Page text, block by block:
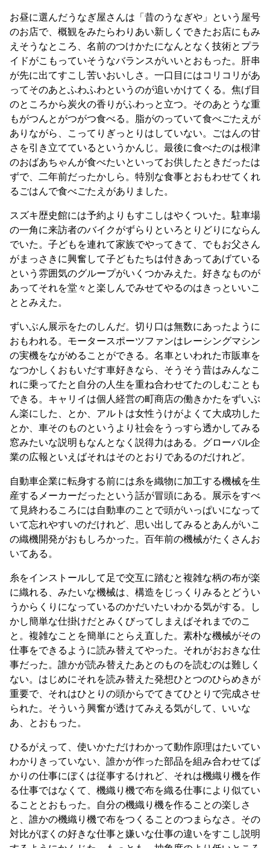
お昼に選んだうなぎ屋さんは「昔のうなぎや」という屋号
のお店で、概観をみたらわりあい新しくできたお店にもみ
えそうなところ、名前のつけかたになんとなく技術とプラ
イドがこもっていそうなバランスがいいとおもった。肝串
が先に出てすこし苦いおいしさ。一口目にはコリコリがあ
ってそのあとふわふわというのが追いかけてくる。焦げ目
のところから炭火の香りがふわっと立つ。そのあとうな重
もがつんとがつがつ食べる。脂がのっていて食べごたえが
ありながら、こってりぎっとりはしていない。ごはんの甘
さを引き立てているというかんじ。最後に食べたのは根津
のおばあちゃんが食べたいといってお供したときだったは
ずで、二年前だったかしら。特別な食事とおもわせてくれ
るごはんで食べごたえがありました。
スズキ歴史館には予約よりもすこしはやくついた。駐車場
の一角に来訪者のバイクがずらりといろとりどりにならん
でいた。子どもを連れて家族でやってきて、でもお父さん
がまっさきに興奮して子どもたちは付きあってあげている
という雰囲気のグループがいくつかみえた。好きなものが
あってそれを堂々と楽しんでみせてやるのはきっといいこ
ととみえた。
ずいぶん展示をたのしんだ。切り口は無数にあったように
おもわれる。モータースポーツファンはレーシングマシン
の実機をながめることができる。名車といわれた市販車を
なつかしくおもいだす車好きなら、そうそう昔はみんなこ
れに乗ってたと自分の人生を重ね合わせてたのしむことも
できる。キャリイは個人経営の町商店の働きかたをずいぶ
ん楽にした、とか、アルトは女性うけがよくて大成功した
とか、車そのものというより社会をうっすら透かしてみる
窓みたいな説明もなんとなく説得力はある。グローバル企
業の広報といえばそれはそのとおりであるのだけれど。
自動車企業に転身する前には糸を織物に加工する機械を生
産するメーカーだったという話が冒頭にある。展示をすべ
て見終わるころには自動車のことで頭がいっぱいになって
いて忘れやすいのだけれど、思い出してみるとあんがいこ
の織機開発がおもしろかった。百年前の機械がたくさんお
いてある。
糸をインストールして足で交互に踏むと複雑な柄の布が楽
に織れる、みたいな機械は、構造をじっくりみるとどうい
うからくりになっているのかだいたいわかる気がする。し
かし簡単な仕掛けだとみくびってしまえばそれまでのこ
と。複雑なことを簡単にとらえ直した。素朴な機械がその
仕事をできるように読み替えてやった。それがおおきな仕
事だった。誰かが読み替えたあとのものを読むのは難しく
ない。はじめにそれを読み替えた発想ひとつのひらめきが
重要で、それはひとりの頭からでてきてひとりで完成させ
られた。そういう興奮が透けてみえる気がして、いいな
あ、とおもった。
ひるがえって、使いかただけわかって動作原理はたいてい
わかりきっていない、誰かが作った部品を組み合わせてば
かりの仕事にぼくは従事するけれど、それは機織り機を作
る仕事ではなくて、機織り機で布を織る仕事により似てい
ることとおもった。自分の機織り機を作ることの楽しさ
と、誰かの機織り機で布をつくることのつまらなさ。その
対比がぼくの好きな仕事と嫌いな仕事の違いをすこし説明